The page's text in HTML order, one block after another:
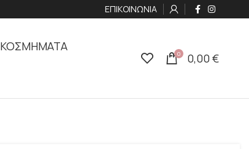
ΕΠΙΚΟΙΝΩΝΙΑ
ΚΟΣΜΗΜΑΤΑ
0 0,00€